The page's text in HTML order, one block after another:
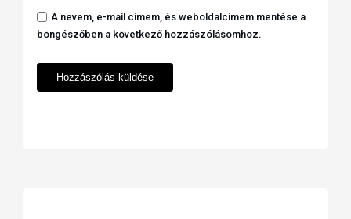
A nevem, e-mail címem, és weboldalcímem mentése a
böngészőben a következő hozzászólásomhoz.